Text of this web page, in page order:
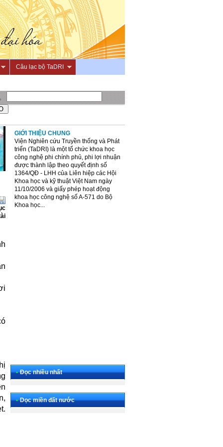
Câu lạc bộ TaDRI
GIỚI THIỆU CHUNG
Viện Nghiên cứu Truyền thống và Phát
triển (TaDRI) là một tổ chức khoa học
công nghệ phi chính phủ, phi lợi nhuận
được thành lập theo quyết định số
1364/QĐ - LHH của Liên hiệp các Hội
Khoa học và kỹ thuật Việt Nam ngày
11/10/2006 và giấy phép hoạt động
khoa học công nghệ số A-571 do Bộ
Khoa học...
• Đọc nhiều nhất
• Dọc miền đất nước